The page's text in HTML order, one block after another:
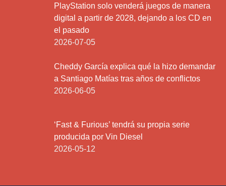
PlayStation solo venderá juegos de manera
digital a partir de 2028, dejando a los CD en
el pasado
2026-07-05
Cheddy García explica qué la hizo demandar
a Santiago Matías tras años de conflictos
2026-06-05
‘Fast & Furious’ tendrá su propia serie
producida por Vin Diesel
2026-05-12